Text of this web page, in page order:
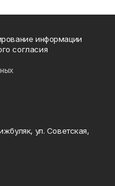
информации
согласия
ул. Советская,